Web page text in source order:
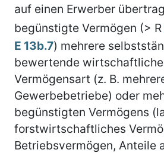
auf einen Erwerber
begünstigte Vermögen (> R
E 13b.7) mehrere
bewertende
Vermögensart (z. B.
Gewerbebetriebe) oder
begünstigten Vermögens
forstwirtschaftliches
Betriebsvermögen, Anteile